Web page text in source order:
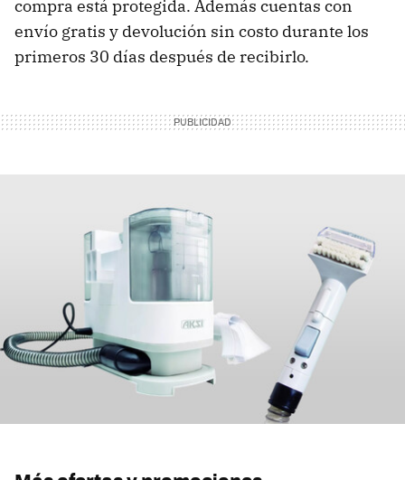
compra está protegida. Además cuentas con
envío gratis y devolución sin costo durante los
primeros 30 días después de recibirlo.